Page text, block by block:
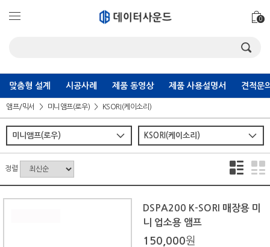
0
맞춤형 설계 시공사례 제품 동영상 제품 사용설명서 견적문
앰프/믹서 미니앰프(로우) KSORI(케이소리)
정렬
DSPA200 K-SORI 매장용 미
니 업소용 앰프
150,000원